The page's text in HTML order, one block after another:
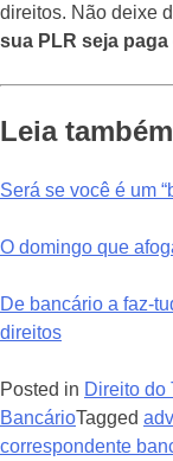
direitos. Não deixe
sua PLR seja
Leia
Será se você é um
O domingo que
De bancário a faz-
direitos
Posted in Direito do
BancárioTagged
correspondente